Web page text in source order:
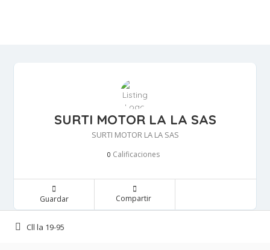
SURTI MOTOR LA LA SAS
SURTI MOTOR LA LA SAS
0 Calificaciones
Guardar Compartir
Cll la 19-95